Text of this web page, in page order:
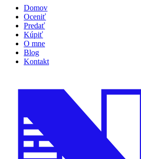
Domov
Oceniť
Predať
Kúpiť
O mne
Blog
Kontakt